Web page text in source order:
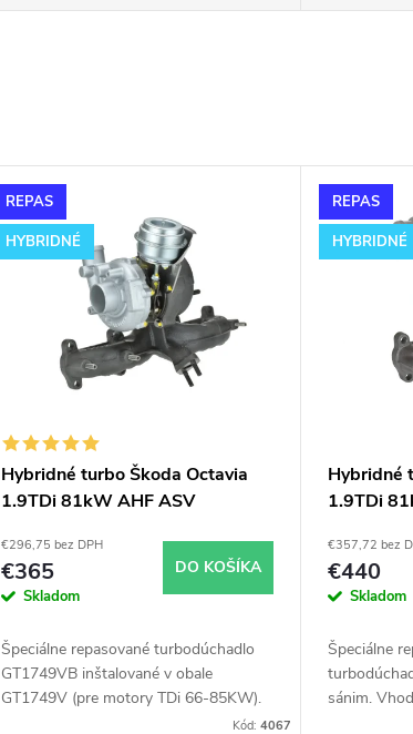
REPAS
HYBRIDNÉ
Hybridné turbo Škoda Octavia
1.9TDi 81kW AHF ASV
€296,75 bez DPH
€365
Skladom
DO KOŠÍKA
Špeciálne repasované turbodúchadlo
GT1749VB inštalované v obale
GT1749V (pre motory TDi 66-85KW).
Kód: 4067
REPAS
HYBRIDNÉ
Hybridné
1.9TDi
€357,72 bez
€440
Skladom
Špeciálne
sánim.
úpravam